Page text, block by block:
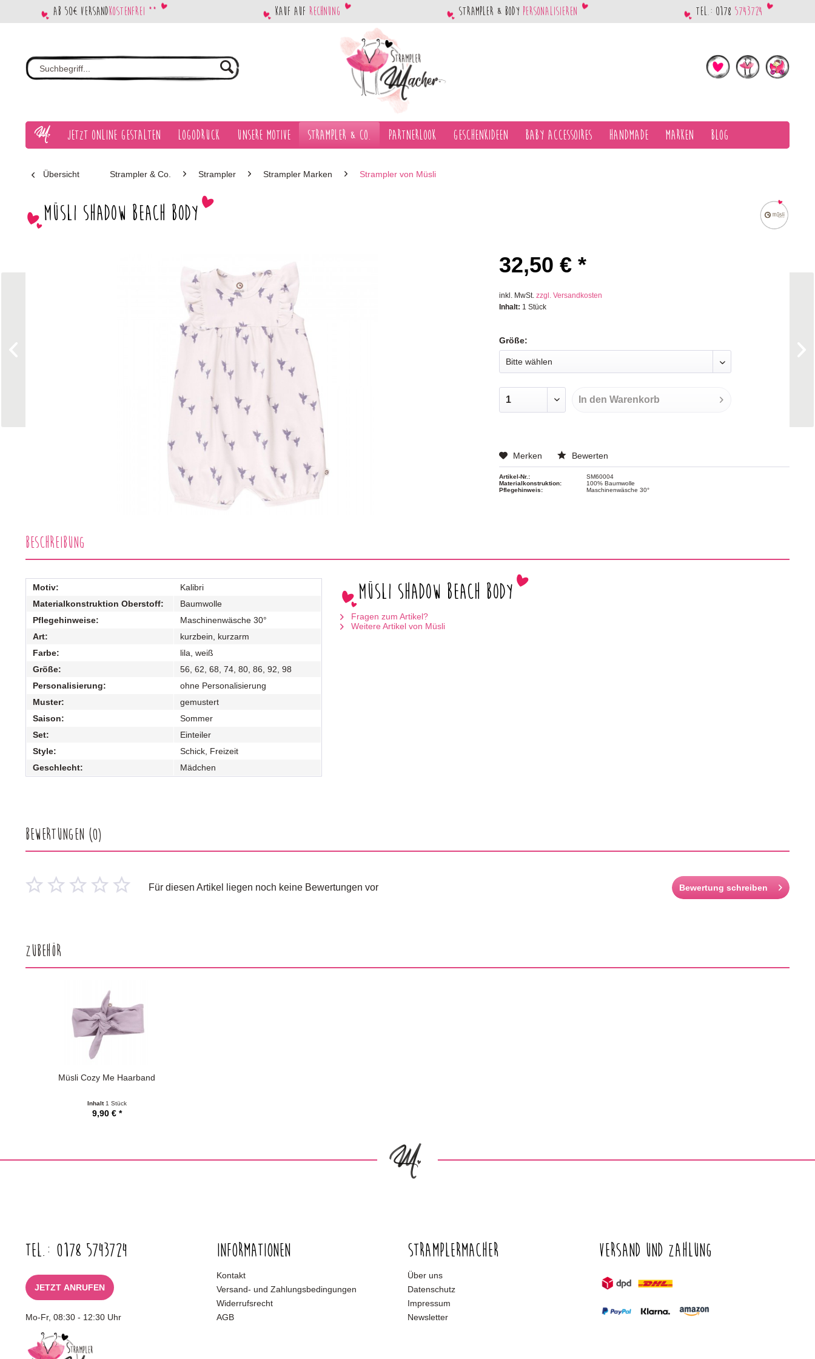
Ab 50€ Versandkostenfrei ** Kauf auf Rechnung Strampler & Body personalisieren Tel.: 0178 5743724
Jetzt Online gestalten Logodruck Unsere Motive Strampler & Co. Partnerlook Geschenkideen Baby Accessoires Handmade Marken Blog
Übersicht Strampler & Co. Strampler Strampler Marken Strampler von Müsli
Müsli Shadow beach body
32,50 € *
inkl. MwSt.zzgl. Versandkosten
Inhalt: 1 Stück
Größe:
In den Warenkorb
Merken Bewerten
Artikel-Nr.:
SM60004
Materialkonstruktion:
100% Baumwolle
Pflegehinweis:
Maschinenwäsche 30°
Beschreibung
Motiv:
Kalibri
Materialkonstruktion Oberstoff:
Baumwolle
Pflegehinweise:
Maschinenwäsche 30°
Art:
kurzbein, kurzarm
Farbe:
lila, weiß
Größe:
56, 62, 68, 74, 80, 86, 92, 98
Personalisierung:
ohne Personalisierung
Muster:
gemustert
Saison:
Sommer
Set:
Einteiler
Style:
Schick, Freizeit
Geschlecht:
Mädchen
Müsli Shadow beach body
Fragen zum Artikel?
Weitere Artikel von Müsli
Bewertungen (0)
Für diesen Artikel liegen noch keine Bewertungen vor Bewertung schreiben
Zubehör
Müsli Cozy Me Haarband
Inhalt 1 Stück
9,90 € *
Tel.: 0178 5743724
JETZT ANRUFEN
Mo-Fr, 08:30 - 12:30 Uhr
Informationen
Kontakt
Versand- und Zahlungsbedingungen
Widerrufsrecht
AGB
Stramplermacher
Über uns
Datenschutz
Impressum
Newsletter
Versand und Zahlung